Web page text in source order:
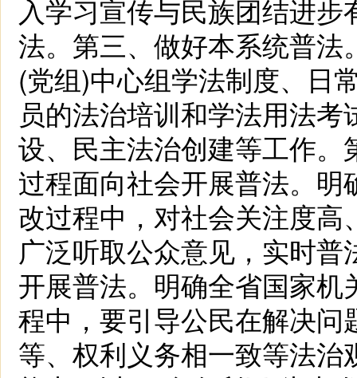
入学习宣传与民族团结进
法。第三、做好本系统普
(党组)中心组学法制度、日
员的法治培训和学法用法
设、民主法治创建等工作
过程面向社会开展普法。
改过程中，对社会关注度
广泛听取公众意见，实时
开展普法。明确全省国家
程中，要引导公民在解决
等、权利义务相一致等法